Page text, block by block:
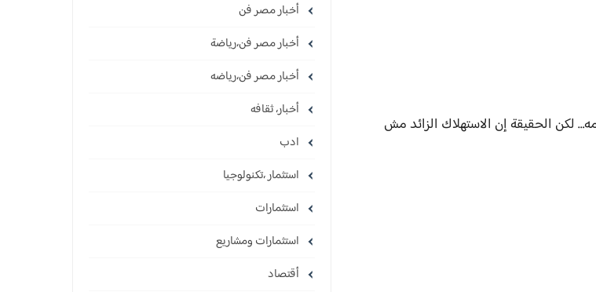
لكن الحقيقة إن الاستهلاك الزائد مش
أخبار مصر فن
أخبار مصر فن،رياضة
أخبار مصر فن،رياضه
أخبار، ثقافه
ادب
استثمار ،تكنولوجيا
استثمارات
استثمارات ومشاريع
أقتصاد